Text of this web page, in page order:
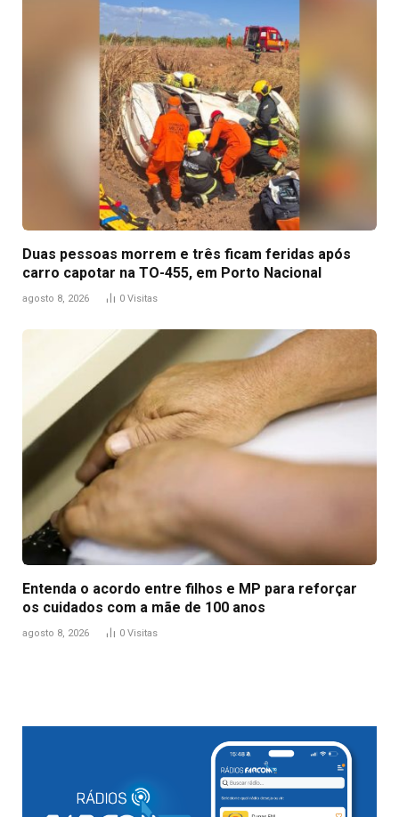
Duas pessoas morrem e três ficam feridas após
carro capotar na TO-455, em Porto Nacional
agosto 8, 2026 0 Visitas
Entenda o acordo entre filhos e MP para reforçar
os cuidados com a mãe de 100 anos
agosto 8, 2026 0 Visitas